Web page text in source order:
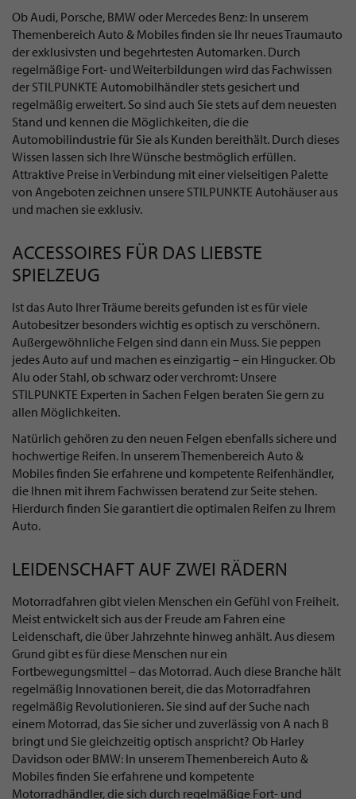
Ob Audi, Porsche, BMW oder Mercedes Benz: In unserem
Themenbereich Auto & Mobiles finden sie Ihr neues Traumauto
der exklusivsten und begehrtesten Automarken. Durch
regelmäßige Fort- und Weiterbildungen wird das Fachwissen
der STILPUNKTE Automobilhändler stets gesichert und
regelmäßig erweitert. So sind auch Sie stets auf dem neuesten
Stand und kennen die Möglichkeiten, die die
Automobilindustrie für Sie als Kunden bereithält. Durch dieses
Wissen lassen sich Ihre Wünsche bestmöglich erfüllen.
Attraktive Preise in Verbindung mit einer vielseitigen Palette
von Angeboten zeichnen unsere STILPUNKTE Autohäuser aus
und machen sie exklusiv.
ACCESSOIRES FÜR DAS LIEBSTE
SPIELZEUG
Ist das Auto Ihrer Träume bereits gefunden ist es für viele
Autobesitzer besonders wichtig es optisch zu verschönern.
Außergewöhnliche Felgen sind dann ein Muss. Sie peppen
jedes Auto auf und machen es einzigartig – ein Hingucker. Ob
Alu oder Stahl, ob schwarz oder verchromt: Unsere
STILPUNKTE Experten in Sachen Felgen beraten Sie gern zu
allen Möglichkeiten.
Natürlich gehören zu den neuen Felgen ebenfalls sichere und
hochwertige Reifen. In unserem Themenbereich Auto &
Mobiles finden Sie erfahrene und kompetente Reifenhändler,
die Ihnen mit ihrem Fachwissen beratend zur Seite stehen.
Hierdurch finden Sie garantiert die optimalen Reifen zu Ihrem
Auto.
LEIDENSCHAFT AUF ZWEI RÄDERN
Motorradfahren gibt vielen Menschen ein Gefühl von Freiheit.
Meist entwickelt sich aus der Freude am Fahren eine
Leidenschaft, die über Jahrzehnte hinweg anhält. Aus diesem
Grund gibt es für diese Menschen nur ein
Fortbewegungsmittel – das Motorrad. Auch diese Branche hält
regelmäßig Innovationen bereit, die das Motorradfahren
regelmäßig Revolutionieren. Sie sind auf der Suche nach
einem Motorrad, das Sie sicher und zuverlässig von A nach B
bringt und Sie gleichzeitig optisch anspricht? Ob Harley
Davidson oder BMW: In unserem Themenbereich Auto &
Mobiles finden Sie erfahrene und kompetente
Motorradhändler, die sich durch regelmäßige Fort- und